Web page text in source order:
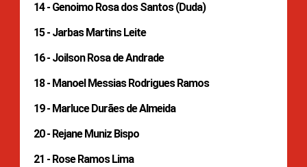
14 - Genoimo Rosa dos Santos (Duda)
15 - Jarbas Martins Leite
16 - Joilson Rosa de Andrade
18 - Manoel Messias Rodrigues Ramos
19 - Marluce Durães de Almeida
20 - Rejane Muniz Bispo
21 - Rose Ramos Lima